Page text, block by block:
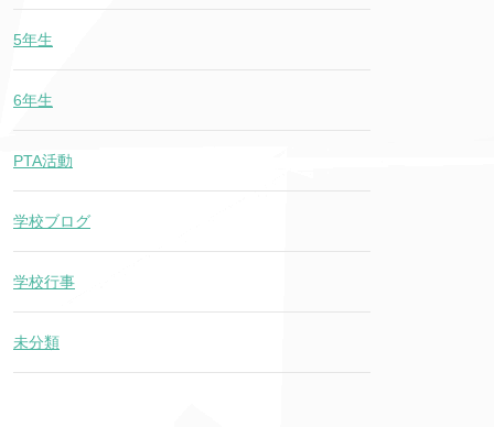
5年生
6年生
PTA活動
学校ブログ
学校行事
未分類